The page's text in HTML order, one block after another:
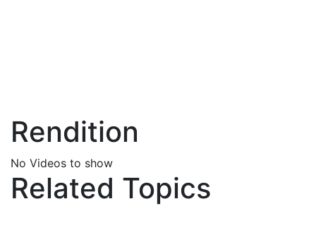
Rendition
No Videos to show
Related Topics